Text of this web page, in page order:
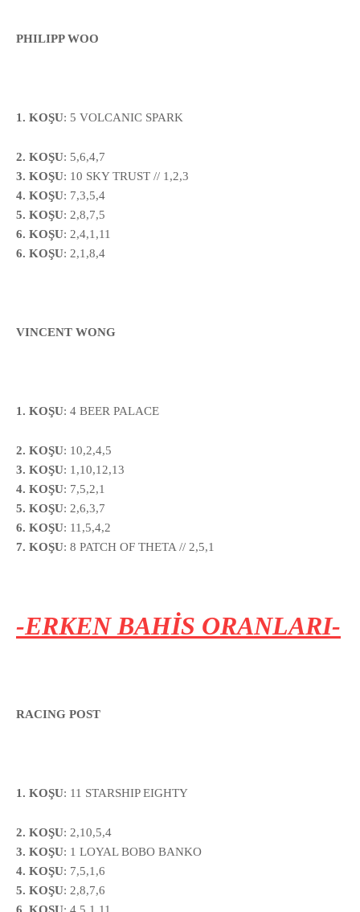
PHILIPP WOO
1. KOŞU: 5 VOLCANIC SPARK
2. KOŞU: 5,6,4,7
3. KOŞU: 10 SKY TRUST // 1,2,3
4. KOŞU: 7,3,5,4
5. KOŞU: 2,8,7,5
6. KOŞU: 2,4,1,11
6. KOŞU: 2,1,8,4
VINCENT WONG
1. KOŞU: 4 BEER PALACE
2. KOŞU: 10,2,4,5
3. KOŞU: 1,10,12,13
4. KOŞU: 7,5,2,1
5. KOŞU: 2,6,3,7
6. KOŞU: 11,5,4,2
7. KOŞU: 8 PATCH OF THETA // 2,5,1
-ERKEN BAHİS ORANLARI-
RACING POST
1. KOŞU: 11 STARSHIP EIGHTY
2. KOŞU: 2,10,5,4
3. KOŞU: 1 LOYAL BOBO BANKO
4. KOŞU: 7,5,1,6
5. KOŞU: 2,8,7,6